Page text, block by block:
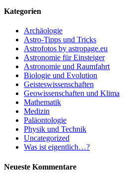
Kategorien
Archäologie
Astro-Tipps und Tricks
Astrofotos by astropage.eu
Astronomie für Einsteiger
Astronomie und Raumfahrt
Biologie und Evolution
Geisteswissenschaften
Geowissenschaften und Klima
Mathematik
Medizin
Paläontologie
Physik und Technik
Uncategorized
Was ist eigentlich…?
Neueste Kommentare